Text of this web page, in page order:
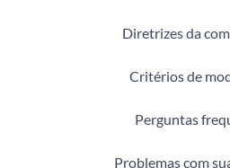
Diretrizes da
Critérios de
Perguntas
Problemas com